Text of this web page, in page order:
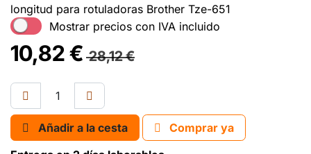
longitud para rotuladoras Brother Tze-651
Mostrar precios con IVA incluido
10,82€ 28,12€
Añadir a la cesta
Comprar ya